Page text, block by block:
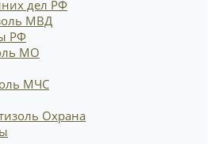
дел РФ
МВД
РФ
МО
МЧС
Охрана